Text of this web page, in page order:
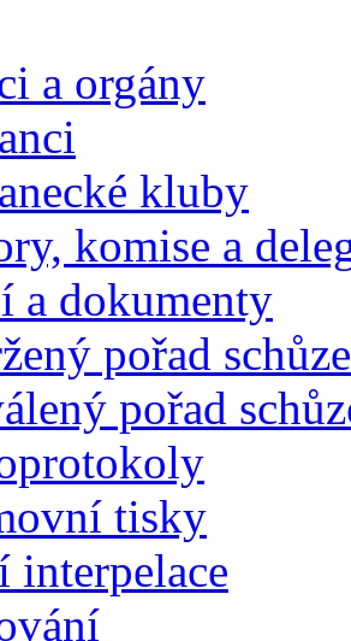
a orgány
kluby
komise a
a dokumenty
pořad schůze
pořad
tisky
interpelace